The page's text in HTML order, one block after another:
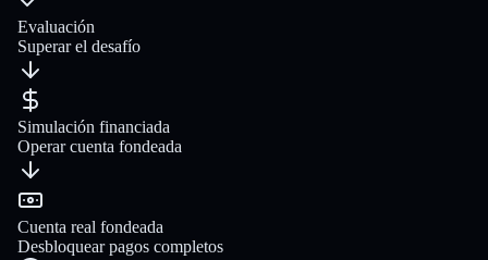
Evaluación
Superar el desafío
Simulación financiada
Operar cuenta fondeada
Cuenta real fondeada
Desbloquear pagos completos